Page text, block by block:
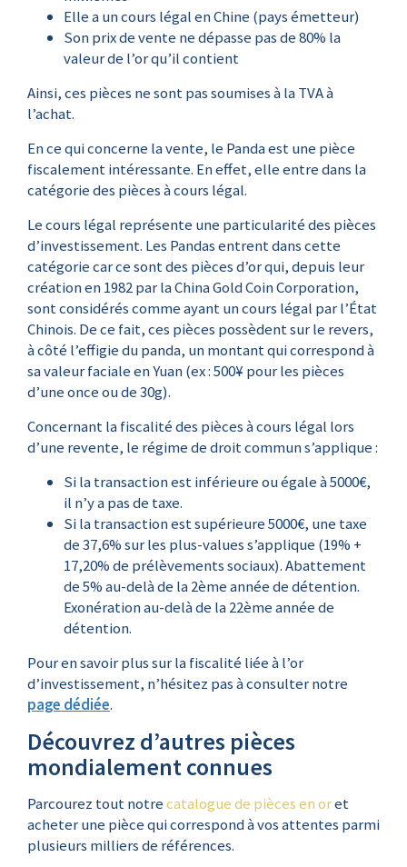
Elle a un cours légal en Chine (pays émetteur)
Son prix de vente ne dépasse pas de 80% la
valeur de l’or qu’il contient
Ainsi, ces pièces ne sont pas soumises à la TVA à
l’achat.
En ce qui concerne la vente, le Panda est une pièce
fiscalement intéressante. En effet, elle entre dans la
catégorie des pièces à cours légal.
Le cours légal représente une particularité des pièces
d’investissement. Les Pandas entrent dans cette
catégorie car ce sont des pièces d’or qui, depuis leur
création en 1982 par la China Gold Coin Corporation,
sont considérés comme ayant un cours légal par l’État
Chinois. De ce fait, ces pièces possèdent sur le revers,
à côté l’effigie du panda, un montant qui correspond à
sa valeur faciale en Yuan (ex : 500¥ pour les pièces
d’une once ou de 30g).
Concernant la fiscalité des pièces à cours légal lors
d’une revente, le régime de droit commun s’applique :
Si la transaction est inférieure ou égale à 5000€,
il n’y a pas de taxe.
Si la transaction est supérieure 5000€, une taxe
de 37,6% sur les plus-values s’applique (19% +
17,20% de prélèvements sociaux). Abattement
de 5% au-delà de la 2ème année de détention.
Exonération au-delà de la 22ème année de
détention.
Pour en savoir plus sur la fiscalité liée à l’or
d’investissement, n’hésitez pas à consulter notre
page dédiée.
Découvrez d’autres pièces
mondialement connues
Parcourez tout notrecatalogue de pièces en oret
acheter une pièce qui correspond à vos attentes parmi
plusieurs milliers de références.